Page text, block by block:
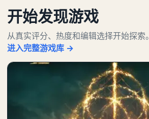
开始发现游戏
从真实评分、热度和编辑选择开始探索。
进入完整游戏库 →